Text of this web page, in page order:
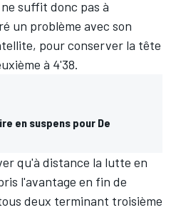
suffit donc pas à
un problème avec son
pour conserver la tête
à 4'38.
en suspens pour De
qu'à distance la lutte en
l'avantage en fin de
deux terminant troisième